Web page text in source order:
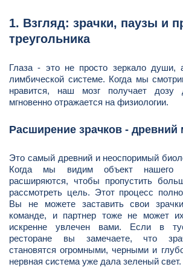
1. Взгляд: зрачки, паузы и
треугольника
Глаза - это не просто зеркало
лимбической системе. Когда мы
нравится, наш мозг получает
мгновенно отражается на физиологии.
Расширение зрачков - древний
Это самый древний и неоспоримый
Когда мы видим объект нашего
расширяются, чтобы пропустить
рассмотреть цель. Этот процесс
Вы не можете заставить свои
команде, и партнер тоже не может
искренне увлечен вами. Если в
ресторане вы замечаете, что
становятся огромными, черными и
нервная система уже дала зеленый свет.